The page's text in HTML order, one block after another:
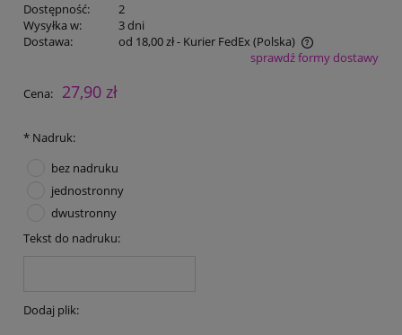
Dostępność:
2
Wysyłka w:
3 dni
Dostawa:
od 18,00 zł- Kurier FedEx(Polska)
Cena nie zawiera ewentualnych kosztów płatnościsprawdź formy dostawy
Cena: 27,90 zł
* Nadruk:
bez nadruku
jednostronny
dwustronny
Tekst do nadruku:
Dodaj plik: